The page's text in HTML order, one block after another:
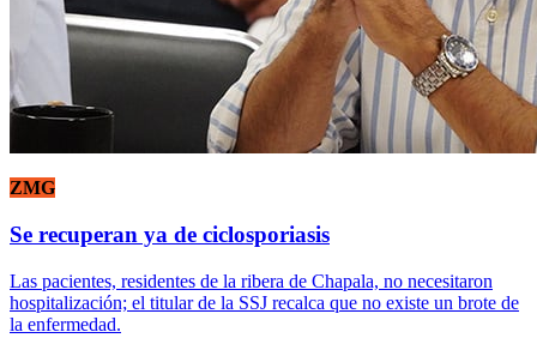
ZMG
Se recuperan ya de ciclosporiasis
Las pacientes, residentes de la ribera de Chapala, no necesitaron
hospitalización; el titular de la SSJ recalca que no existe un brote de
la enfermedad.